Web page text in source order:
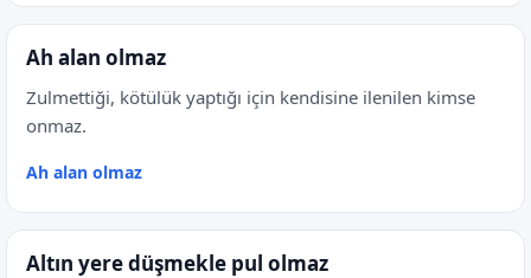
Ah alan olmaz
Zulmettiği, kötülük yaptığı için kendisine ilenilen kimse
onmaz.
Ah alan olmaz
Altın yere düşmekle pul olmaz